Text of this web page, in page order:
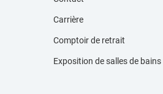
Carrière
Comptoir de retrait
Exposition de salles de bains